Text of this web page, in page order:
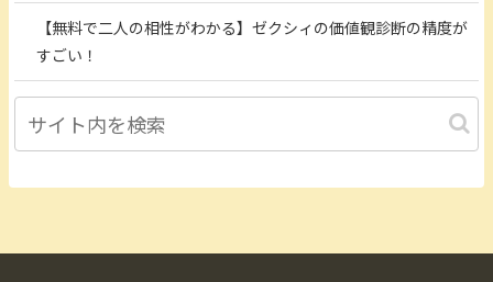
【無料で二人の相性がわかる】ゼクシィの価値観診断の精度が
すごい！